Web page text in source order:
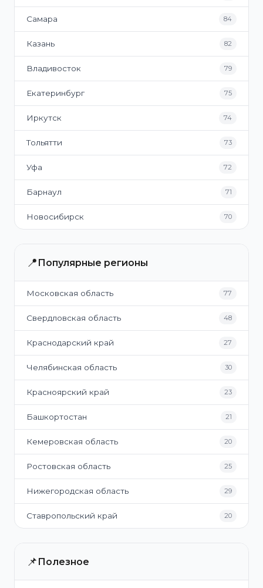
Самара 84
Казань 82
Владивосток 79
Екатеринбург 75
Иркутск 74
Тольятти 73
Уфа 72
Барнаул 71
Новосибирск 70
📍 Популярные регионы
Московская область 77
Свердловская область 48
Краснодарский край 27
Челябинская область 30
Красноярский край 23
Башкортостан 21
Кемеровская область 20
Ростовская область 25
Нижегородская область 29
Ставропольский край 20
📌 Полезное